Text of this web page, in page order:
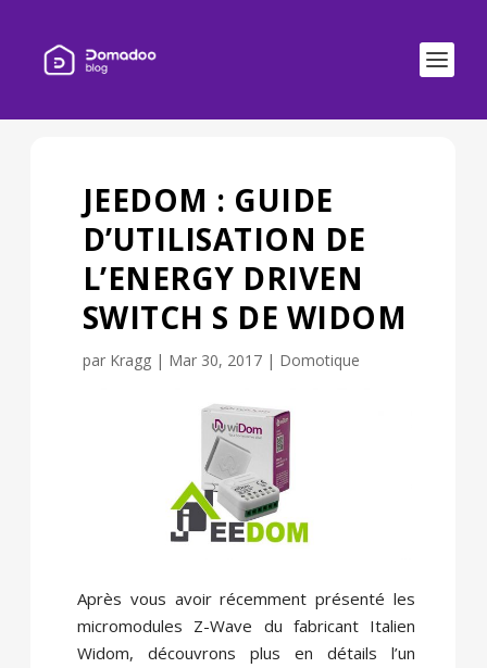
JEEDOM : GUIDE
D’UTILISATION DE
L’ENERGY DRIVEN
SWITCH S DE WIDOM
par Kragg| Mar 30, 2017| Domotique
Après vous avoir récemment présenté les
micromodules Z-Wave du fabricant Italien
Widom, découvrons plus en détails l’un